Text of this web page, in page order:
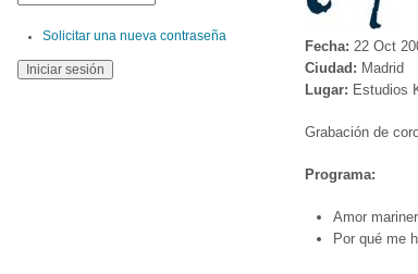
Fecha: 22 Oct
Ciudad: Madrid
Lugar: Estudios
Grabación de
Programa:
Amor
Por qué me
Solicitar una nueva contraseña